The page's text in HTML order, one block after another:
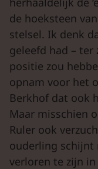
de hoeksteen
stelsel. Ik denk
geleefd had – ter
positie zou
opnam voor het
Berkhof dat ook
Maar misschien
Ruler ook
ouderling schijnt
verloren te zijn